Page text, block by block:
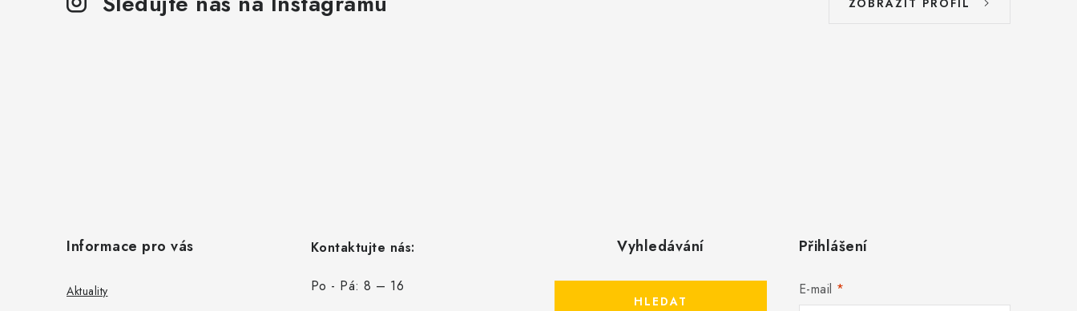
ZOBRAZIT PROFIL
Informace pro vás
Aktuality
Kontaktujte nás:
Po - Pá: 8 – 16
Vyhledávání
HLEDAT
Přihlášení
E-mail